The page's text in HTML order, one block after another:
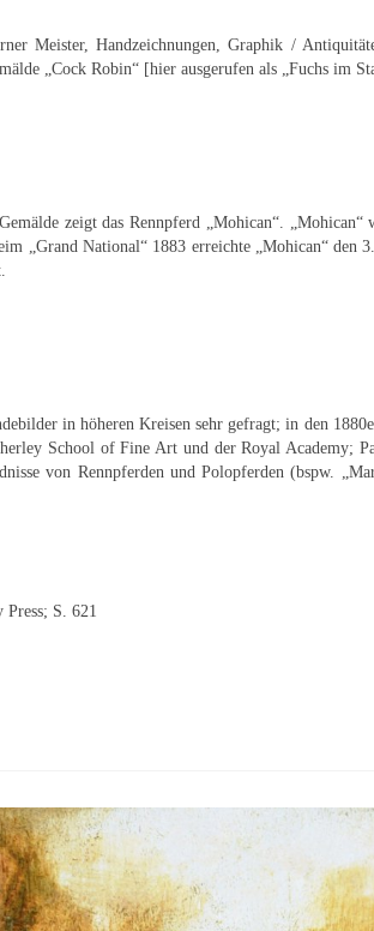
Meister, Handzeichnungen, Graphik /
„Cock Robin“ [hier ausgerufen als „Fuchs im
zeigt das Rennpferd „Mohican“.
„Grand National“ 1883 erreichte „Mohican“ den
in höheren Kreisen sehr gefragt; in den
School of Fine Art und der Royal Academy;
von Rennpferden und Polopferden (bspw.
S. 621